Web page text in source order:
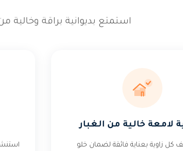
استمتع بديوانية براقة
لامعة خالية من الغبار
كل زاوية بعناية فائقة لضمان خلو